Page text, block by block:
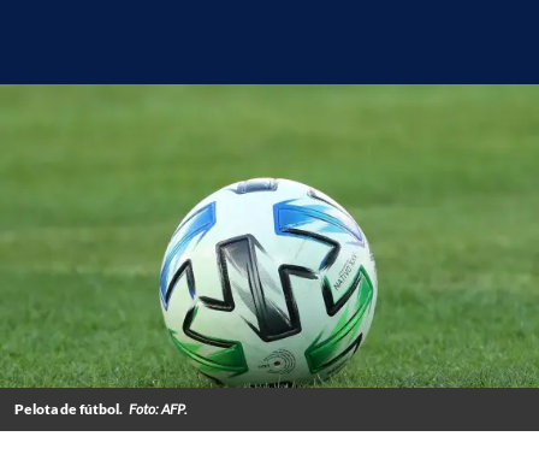
Pelota de fútbol. Foto: AFP.